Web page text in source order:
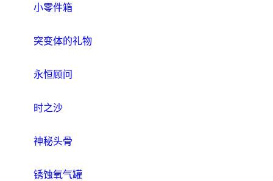
小零件箱
突变体的礼物
永恒顾问
时之沙
神秘头骨
锈蚀氧气罐